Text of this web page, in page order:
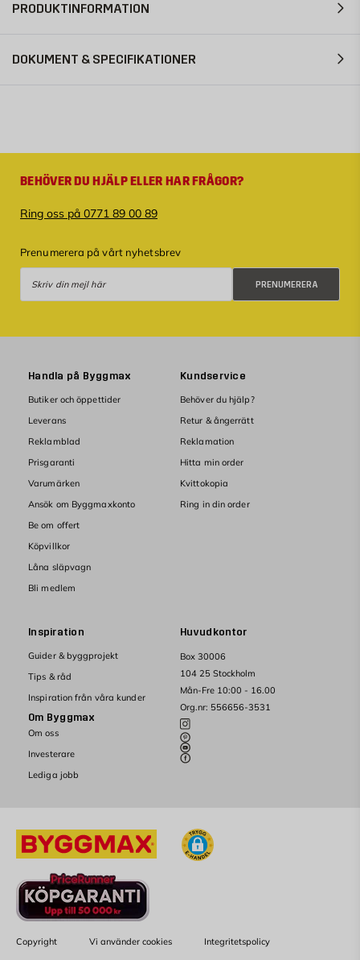
PRODUKTINFORMATION
DOKUMENT & SPECIFIKATIONER
BEHÖVER DU HJÄLP ELLER HAR FRÅGOR?
Ring oss på 0771 89 00 89
Prenumerera på vårt nyhetsbrev
PRENUMERERA
Huvudkontor
Box 30006
104 25 Stockholm
Mån-Fre 10:00 - 16.00
Org.nr: 556656-3531
Handla på Byggmax
Butiker och öppettider
Leverans
Reklamblad
Prisgaranti
Varumärken
Ansök om Byggmaxkonto
Be om offert
Köpvillkor
Låna släpvagn
Bli medlem
Kundservice
Behöver du hjälp?
Retur & ångerrätt
Reklamation
Hitta min order
Kvittokopia
Ring in din order
Inspiration
Guider & byggprojekt
Tips & råd
Inspiration från våra kunder
Om Byggmax
Om oss
Investerare
Lediga jobb
Copyright Vi använder cookies Integritetspolicy